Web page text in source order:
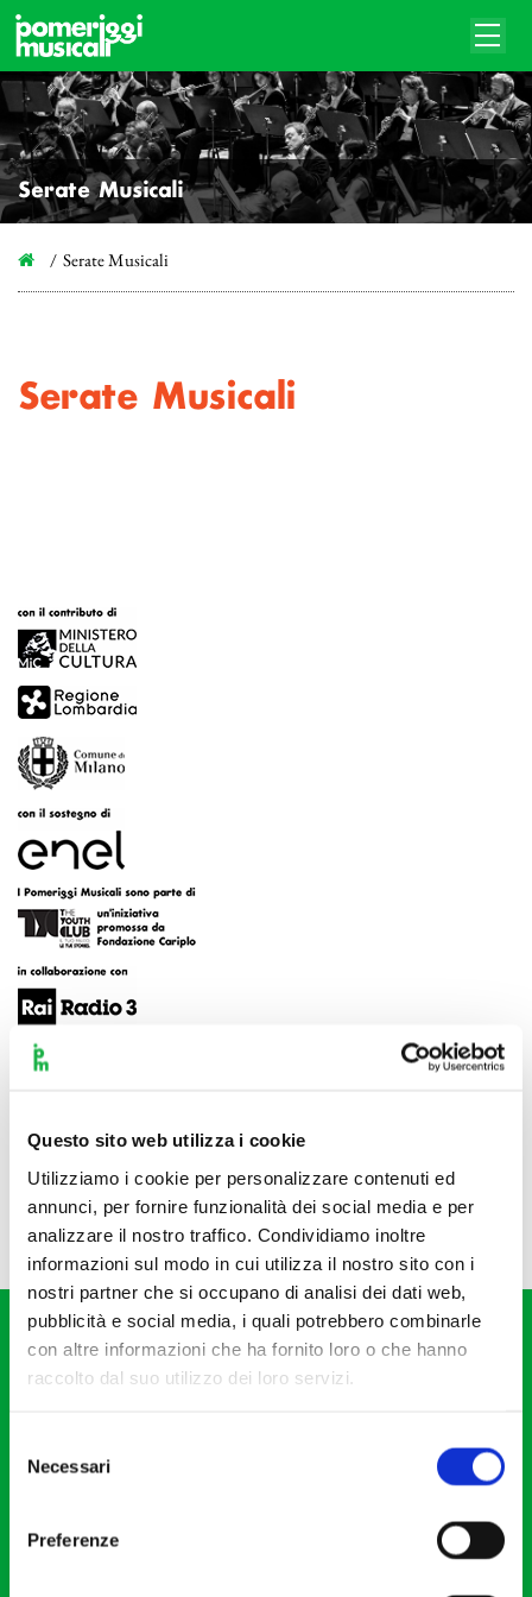
Questo sito web utilizza i cookie
Utilizziamo i cookie per personalizzare contenuti ed
annunci, per fornire funzionalità dei social media e per
analizzare il nostro traffico. Condividiamo inoltre
informazioni sul modo in cui utilizza il nostro sito con i
nostri partner che si occupano di analisi dei dati web,
pubblicità e social media, i quali potrebbero combinarle
con altre informazioni che ha fornito loro o che hanno
raccolto dal suo utilizzo dei loro servizi.
delNecessari
Preferenze
Serate Musicali
Serate Musicali
Serate Musicali
Fondazione I Pomeriggi Musicali
Partita Iva 04410060158